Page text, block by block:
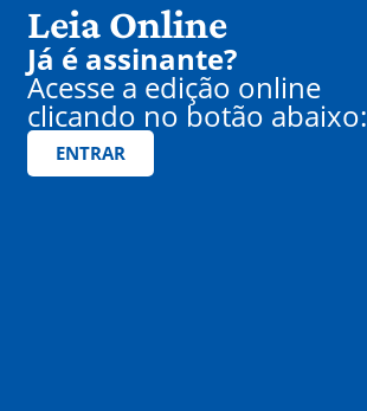
Leia Online
Já é assinante?
Acesse a edição online
clicando no botão abaixo:
ENTRAR